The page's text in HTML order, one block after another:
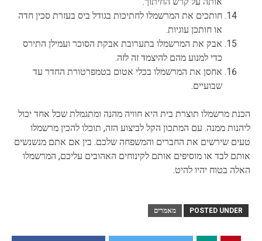
חותכים את המרשמלו לחתיכות בגודל ביס בעזרת סכין חדה
או חותכן עוגיות.
אבק את המרשמלו בתערובת אבקת הסוכר ועמילן התירס
כדי למנוע מהם להיצמד זה לזה.
אחסן את המרשמלו בכלי אטום בטמפרטורת החדר עד
שבועיים.
הכנת מרשמלו תוצרת בית היא חוויה מהנה ומתגמלת שכל אחד יכול
ליהנות ממנה. עם המתכון הקל לביצוע הזה, תוכלו להכין מרשמלו
טעים שירשים את החברים והמשפחה שלכם. בין אם אתם מנשנשים
אותם לבד או מוסיפים אותם לקינוחים האהובים עליכם, המרשמלו
האלה בטוח יהיו להיט.
POSTED UNDER מאמרים